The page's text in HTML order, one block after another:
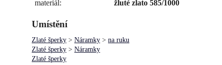
materiál:
žluté zlato 585/1000
Umístění
Zlaté šperky > Náramky > na ruku
Zlaté šperky > Náramky
Zlaté šperky